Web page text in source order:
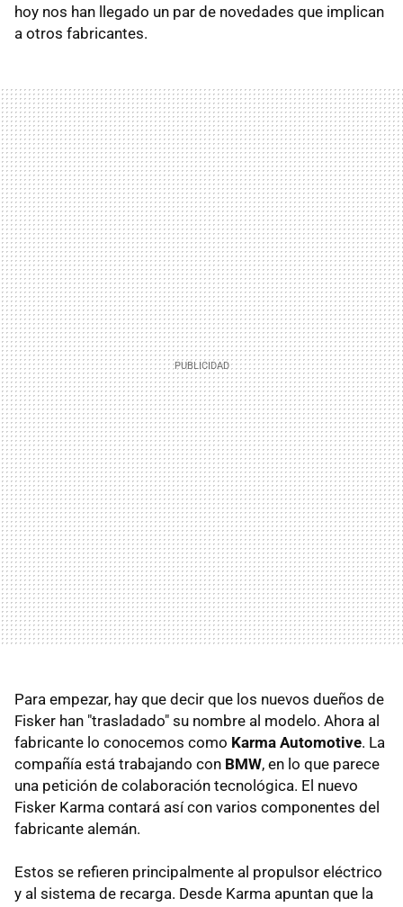
hoy nos han llegado un par de novedades que implican
a otros fabricantes.
Para empezar, hay que decir que los nuevos dueños de
Fisker han "trasladado" su nombre al modelo. Ahora al
fabricante lo conocemos como Karma Automotive. La
compañía está trabajando con BMW, en lo que parece
una petición de colaboración tecnológica. El nuevo
Fisker Karma contará así con varios componentes del
fabricante alemán.
Estos se refieren principalmente al propulsor eléctrico
y al sistema de recarga. Desde Karma apuntan que la